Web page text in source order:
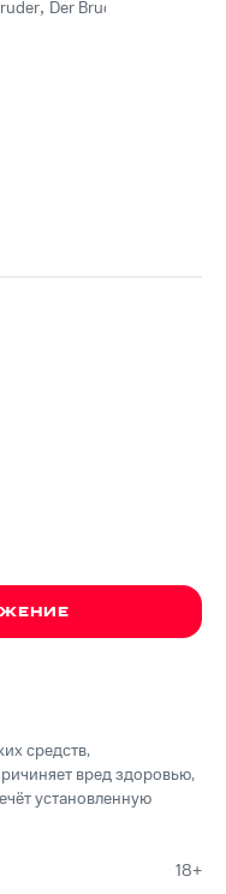
, Der Bruder
средств,
вред здоровью,
установленную
18+